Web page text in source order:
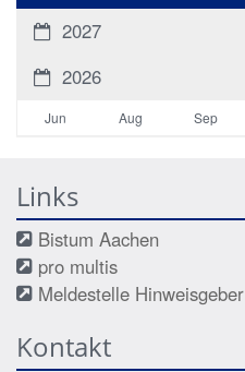
2027
2026
Jun Aug Sep
Links
Bistum Aachen
pro multis
Meldestelle Hinweisgeber
Kontakt